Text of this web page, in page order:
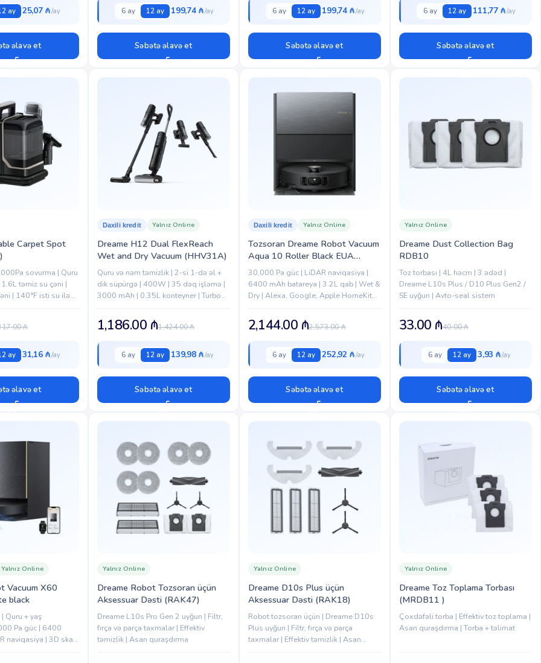
ay 25,07 ₼
əlavə et
6 ay 12 ay 199,74 ₼
Səbətə əlavə et
6 ay 12 ay 199,74 ₼
Səbətə əlavə et
6 ay 12 ay 111,77 ₼
Səbətə əlavə et
Carpet Spot
sovurma | Quru
təmiz su çəni |
| 140°F isti su ilə
₼
ay 31,16 ₼
əlavə et
Dreame H12 Dual FlexReach
Wet and Dry Vacuum (HHV31A)
Daxili kredit Yalnız Online
Quru və nəm təmizlik | 2-si 1-də əl +
dik süpürgə | 400W | 35 dəq işləmə |
3000 mAh | 0.35L konteyner | Turbo
1,424.00₼
1,186.00 ₼
6 ay 12 ay 139,98 ₼
Səbətə əlavə et
Tozsoran Dreame Robot Vacuum
Aqua 10 Roller Black EUA
(RLH31CE)
Daxili kredit Yalnız Online
30,000 Pa güc | LiDAR naviqasiya |
6400 mAh batareya | 3.2L qab | Wet &
Dry | Alexa, Google, Apple HomeKit
2,573.00₼
2,144.00 ₼
6 ay 12 ay 252,92 ₼
Səbətə əlavə et
Dreame Dust Collection Bag
RDB10
Yalnız Online
Toz torbası | 4L həcm | 3 ədəd |
Dreame L10s Plus / D10 Plus Gen2 /
SE uyğun | Avto-seal sistem
40.00₼
33.00 ₼
6 ay 12 ay 3,93 ₼
Səbətə əlavə et
Vacuum X60
black
Yalnız Online
Quru + yaş
Pa güc | 6400
naviqasiya | 3D skan
Dreame Robot Tozsoran üçün
Aksessuar Dəsti (RAK47)
Yalnız Online
Dreame L10s Pro Gen 2 uyğun | Filtr,
fırça və parça taxmalar | Effektiv
təmizlik | Asan quraşdırma
Dreame D10s Plus üçün
Aksessuar Dəsti (RAK18)
Yalnız Online
Robot tozsoran üçün | Dreame D10s
Plus uyğun | Filtr, fırça və parça
taxmalar | Effektiv təmizlik | Asan
Dreame Toz Toplama Torbası
(MRDB11 )
Yalnız Online
Çoxdəfəli torba | Effektiv toz toplama |
Asan quraşdırma | Torba + təlimat